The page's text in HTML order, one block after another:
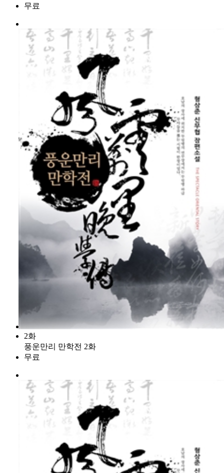
무료
2화
풍운만리 만학전 2화
무료